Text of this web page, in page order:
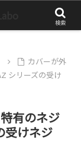
カバーが外
シリーズの受け
有のネジ
受けネジ
検索